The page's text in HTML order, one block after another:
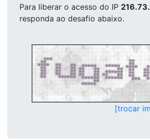
Para liberar o acesso do IP
responda ao desafio abaixo.
[trocar